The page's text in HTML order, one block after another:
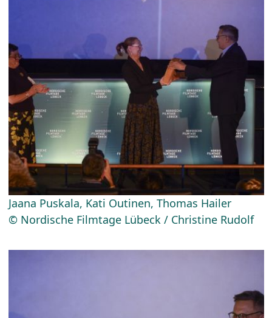
Jaana Puskala, Kati Outinen, Thomas Hailer
© Nordische Filmtage Lübeck / Christine Rudolf